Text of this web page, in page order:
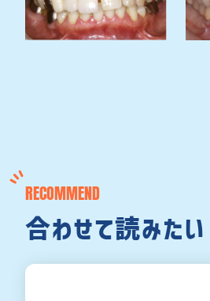
RECOMMEND
合わせて読みたい